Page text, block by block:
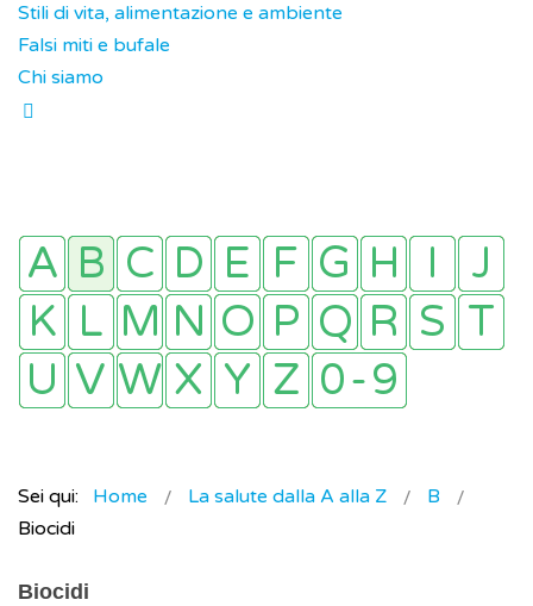
Stili di vita, alimentazione e ambiente
Falsi miti e bufale
Chi siamo
Sei qui: Home La salute dalla A alla Z
B
Biocidi
Biocidi